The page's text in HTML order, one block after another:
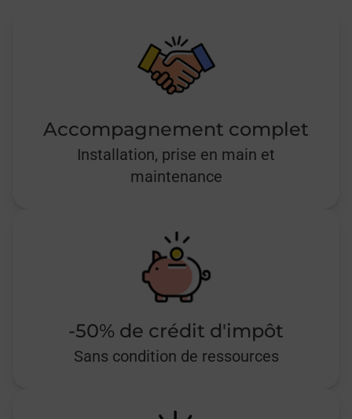
Accompagnement complet
Installation, prise en main et
maintenance
-50% de crédit d'impôt
Sans condition de ressources